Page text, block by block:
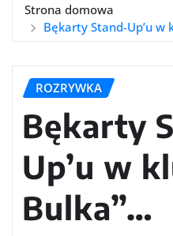
Strona domowa
Bękarty Stand-Up’u w
ROZRYWKA
Bękarty
Up’u w
Bulka”…